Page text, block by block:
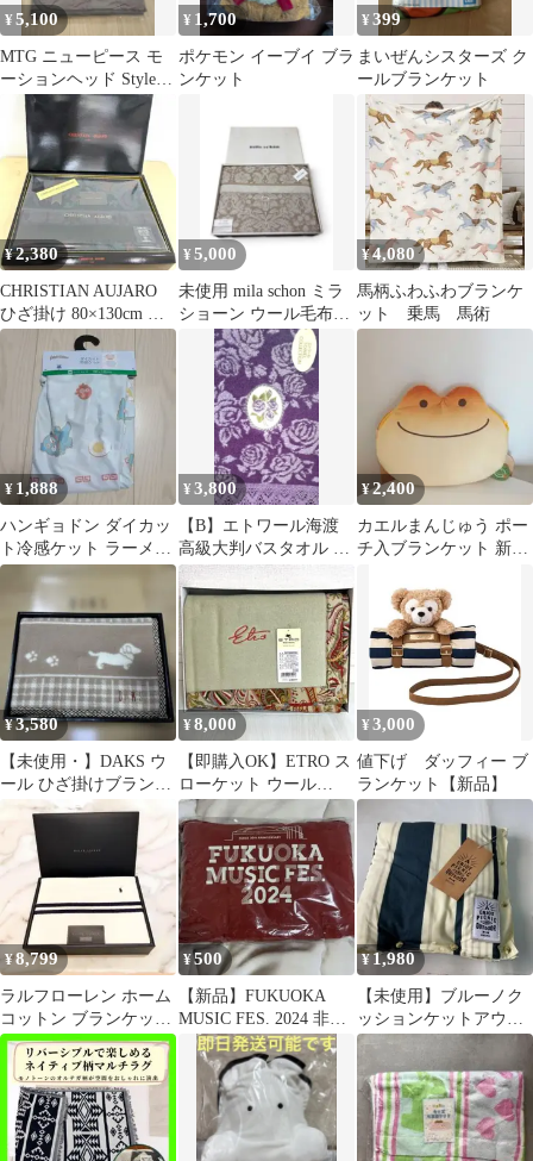
¥5,100
MTG ニューピース モ
ーションヘッド Style
マルチブランケットセ
ット
¥ 1,700
ポケモン イーブイ ブラ
ンケット
¥399
まいぜんシスターズ ク
ールブランケット
¥2,380
CHRISTIAN AUJARO
ひざ掛け 80×130cm 未
使用 箱入
¥5,000
未使用 mila schon ミラ
ショーン ウール毛布
140×200cm
¥4,080
馬柄ふわふわブランケ
ット 乗馬 馬術
¥ 1,888
ハンギョドン ダイカッ
ト冷感ケット ラーメン
ブランケット サンリオ
膝掛け
¥3,800
【B】エトワール海渡
高級大判バスタオル タ
オルケット ブランケッ
ト 紫
¥2,400
カエルまんじゅう ポー
チ入ブランケット 新品
¥3,580
【未使用・】DAKS ウ
ール ひざ掛けブランケ
ット ダックスフンド ベ
ージュ
¥8,000
【即購入OK】ETRO ス
ローケット ウール
140×70cm
¥ 3,000
値下げ ダッフィー ブ
ランケット【新品】
¥8,799
ラルフローレン ホーム
コットン ブランケット
ホワイ 140 × 200 cm
¥500
【新品】FUKUOKA
MUSIC FES. 2024 非売
品ブランケット
¥1,980
【未使用】ブルーノク
ッションケットアウト
ドア キャンプ 防寒 フ